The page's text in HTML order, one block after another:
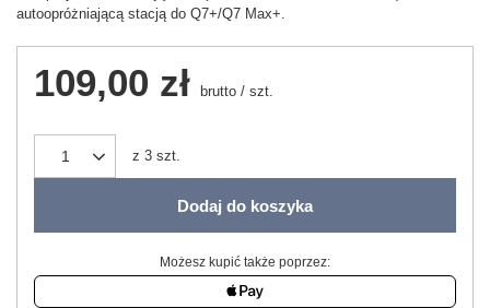
autoopróżniającą stacją do Q7+/Q7 Max+.
109,00 zł brutto / szt.
z 3 szt.
Dodaj do koszyka
Możesz kupić także poprzez: